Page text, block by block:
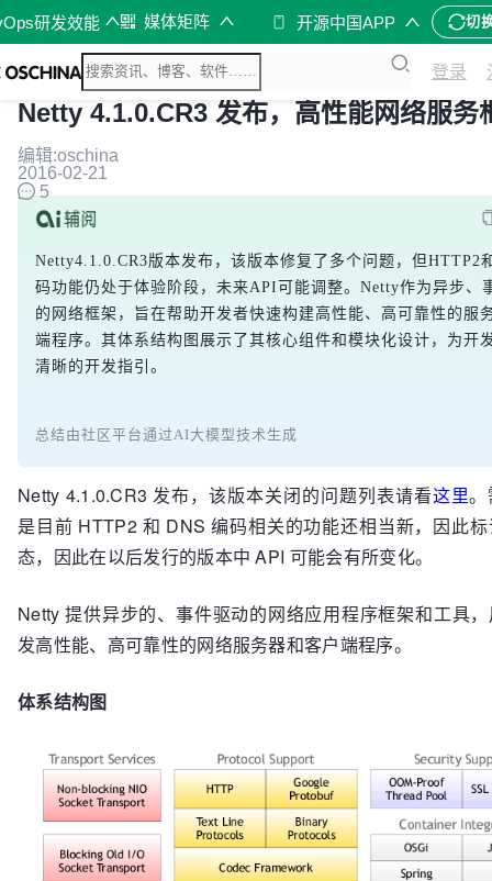
研发效能 媒体矩阵 开源中国APP 切
登录
Netty 4.1.0.CR3 发布，高性能网络服务
编辑:oschina
2016-02-21
5
Netty4.1.0.CR3版本发布，该版本修复了多个问题，但HTTP2
码功能仍处于体验阶段，未来API可能调整。Netty作为异步、
的网络框架，旨在帮助开发者快速构建高性能、高可靠性的服
端程序。其体系结构图展示了其核心组件和模块化设计，为开
清晰的开发指引。
总结由社区平台通过AI大模型技术生成
Netty 4.1.0.CR3 发布，该版本关闭的问题列表请看这里
是目前 HTTP2 和 DNS 编码相关的功能还相当新，因此
态，因此在以后发行的版本中 API 可能会有所变化。
Netty 提供异步的、事件驱动的网络应用程序框架和工具
发高性能、高可靠性的网络服务器和客户端程序。
体系结构图